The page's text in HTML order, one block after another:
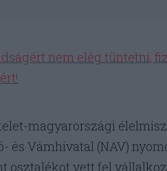
nem elég tüntetni,
magyarországi
és Vámhivatal (NAV)
osztalékot vett fel